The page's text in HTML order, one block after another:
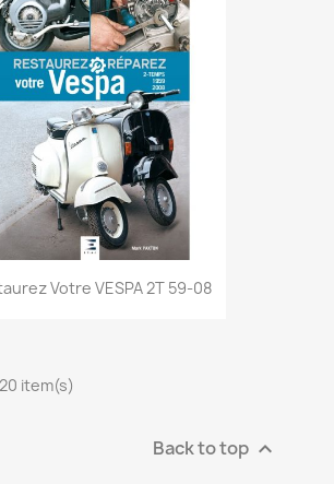
Votre VESPA 2T 59-08
item(s)
Back to top 